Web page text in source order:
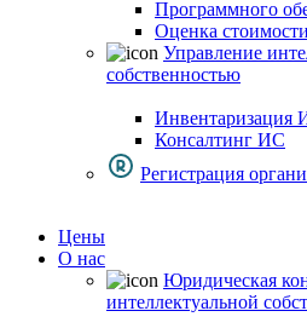
Программного
Оценка
Управление
собственностью
Инвентаризация
Консалтинг ИС
Регистрация
Цены
О нас
Юридическая
интеллектуальной